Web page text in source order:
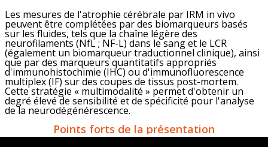
Les mesures de l'atrophie cérébrale par IRM in vivo
peuvent être complétées par des biomarqueurs basés
sur les fluides, tels que la chaîne légère des
neurofilaments (NfL ; NF-L) dans le sang et le LCR
(également un biomarqueur traductionnel clinique), ainsi
que par des marqueurs quantitatifs appropriés
d'immunohistochimie (IHC) ou d'immunofluorescence
multiplex (IF) sur des coupes de tissus post-mortem.
Cette stratégie « multimodalité » permet d'obtenir un
degré élevé de sensibilité et de spécificité pour l'analyse
de la neurodégénérescence.
Points forts de la présentation